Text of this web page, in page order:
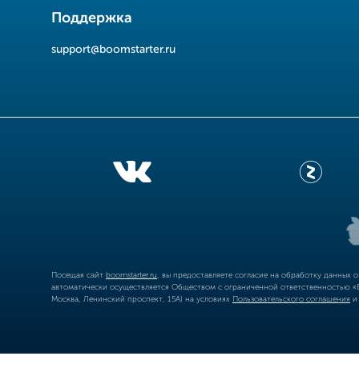
Поддержка
support@boomstarter.ru
Посещая сайт boomstarter.ru , вы предоставляете согласие на обработку
автоматически осуществляется Обществом с ограниченной
Москва, Ленинский проспект, 15А) на условиях Пользовательского соглашения и